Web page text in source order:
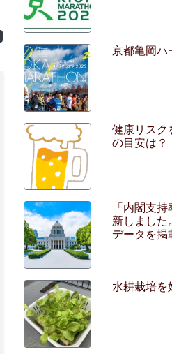
京都亀岡
健康リスク
の目安は？
「内閣支
新しまし
データを掲
水耕栽培を